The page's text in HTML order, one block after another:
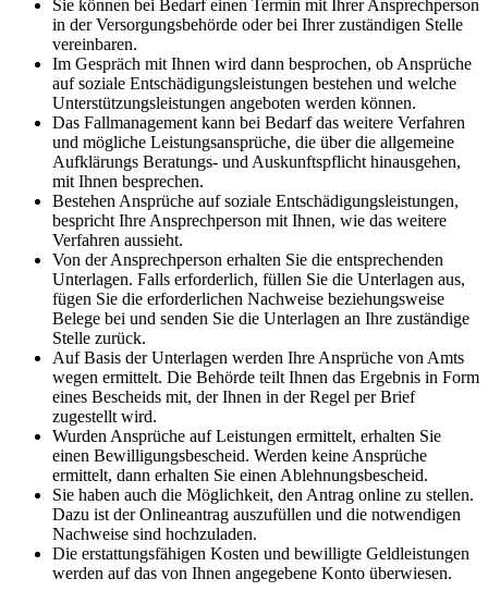
Sie können bei Bedarf einen Termin mit Ihrer Ansprechperson
in der Versorgungsbehörde oder bei Ihrer zuständigen Stelle
vereinbaren.
Im Gespräch mit Ihnen wird dann besprochen, ob Ansprüche
auf soziale Entschädigungsleistungen bestehen und welche
Unterstützungsleistungen angeboten werden können.
Das Fallmanagement kann bei Bedarf das weitere Verfahren
und mögliche Leistungsansprüche, die über die allgemeine
Aufklärungs Beratungs- und Auskunftspflicht hinausgehen,
mit Ihnen besprechen.
Bestehen Ansprüche auf soziale Entschädigungsleistungen,
bespricht Ihre Ansprechperson mit Ihnen, wie das weitere
Verfahren aussieht.
Von der Ansprechperson erhalten Sie die entsprechenden
Unterlagen. Falls erforderlich, füllen Sie die Unterlagen aus,
fügen Sie die erforderlichen Nachweise beziehungsweise
Belege bei und senden Sie die Unterlagen an Ihre zuständige
Stelle zurück.
Auf Basis der Unterlagen werden Ihre Ansprüche von Amts
wegen ermittelt. Die Behörde teilt Ihnen das Ergebnis in Form
eines Bescheids mit, der Ihnen in der Regel per Brief
zugestellt wird.
Wurden Ansprüche auf Leistungen ermittelt, erhalten Sie
einen Bewilligungsbescheid. Werden keine Ansprüche
ermittelt, dann erhalten Sie einen Ablehnungsbescheid.
Sie haben auch die Möglichkeit, den Antrag online zu stellen.
Dazu ist der Onlineantrag auszufüllen und die notwendigen
Nachweise sind hochzuladen.
Die erstattungsfähigen Kosten und bewilligte Geldleistungen
werden auf das von Ihnen angegebene Konto überwiesen.